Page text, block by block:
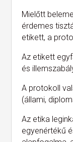
Mielőtt
érdemes
etikett, a
Az etikett
és
A protokoll
(állami,
Az etika
egyenértékű